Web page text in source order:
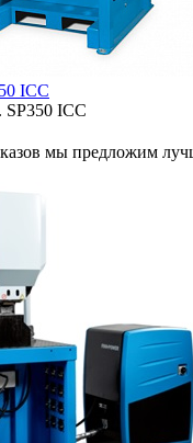
ICC
SP350 ICC
мы предложим